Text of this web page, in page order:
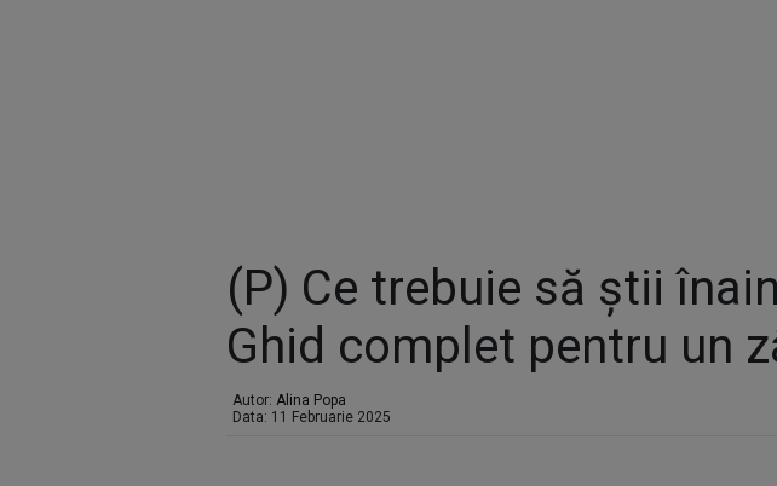
(P) Ce trebuie să știi
Ghid complet pentru un
Autor: Alina Popa
Data: 11 Februarie 2025